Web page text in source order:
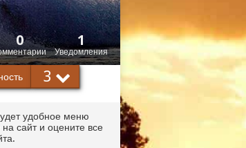
0
Уведомления
1
3
удобное меню
сайт и оцените все